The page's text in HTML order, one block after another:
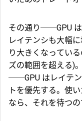
その通り──GPU は
レイテンシも大幅
り大きくなってい
ズの範囲を超える)
──GPU はレイテン
トを優先する。使
なら、それを待つ